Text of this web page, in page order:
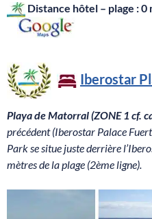
Distance hôtel – plage :
Iberostar
Playa de Matorral (ZONE 1 cf.
précédent (Iberostar Palace
Park se situe juste derrière
mètres de la plage (2ème ligne).